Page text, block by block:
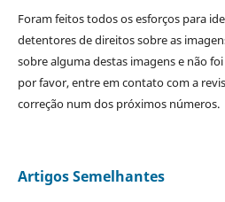
Foram feitos todos os esforços para
detentores de direitos sobre as
sobre alguma destas imagens e não
por favor, entre em contato com a
correção num dos próximos números.
Artigos Semelhantes